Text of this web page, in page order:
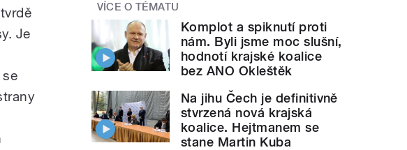
Je
VÍCE O TÉMATU
Komplot a spiknutí proti
nám. Byli jsme moc slušní,
hodnotí krajské koalice
bez ANO Okleštěk
Na jihu Čech je definitivně
stvrzená nová krajská
koalice. Hejtmanem se
stane Martin Kuba